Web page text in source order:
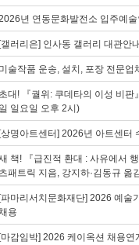
년 연동문화발전소 입주예술
[갤러리은] 인사동 갤러리 대관안내
미술작품 운송, 설치, 포장 전문업
초대! 『궐위: 쿠데타의 이성 비
일 일요일 오후 2시)
[상명아트센터] 2026년 아트센터
책! 『급진적 환대 : 사유에서
츠패트릭 지음, 강지하·김동규 옮
[파마리서치문화재단] 2026 예술
용
[마감임박] 2026 케이옥션 채용연